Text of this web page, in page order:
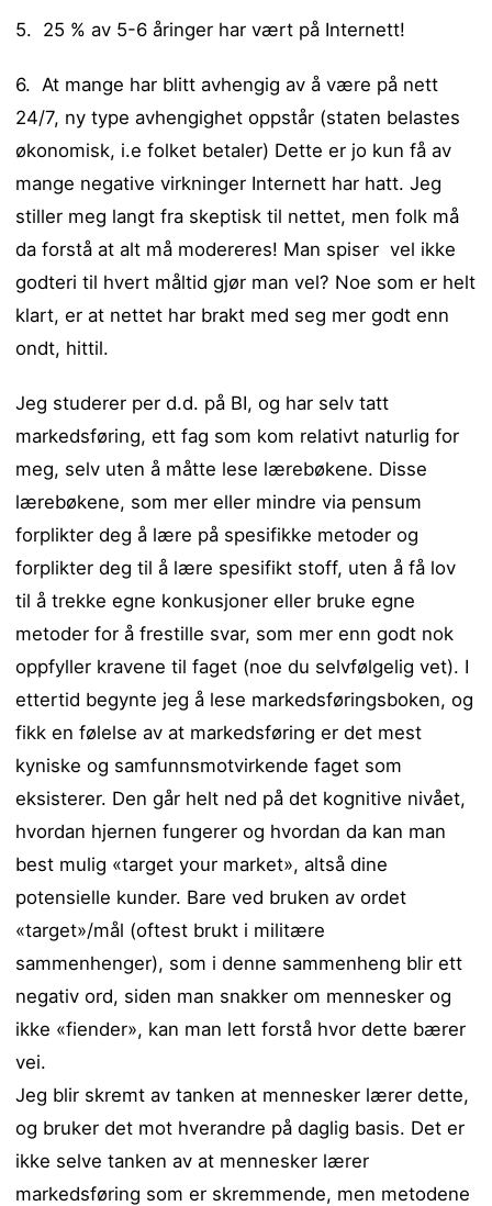
5. 25 % av 5-6 åringer har vært på Internett!
6. At mange har blitt avhengig av å være på nett
24/7, ny type avhengighet oppstår (staten belastes
økonomisk, i.e folket betaler) Dette er jo kun få av
mange negative virkninger Internett har hatt. Jeg
stiller meg langt fra skeptisk til nettet, men folk må
da forstå at alt må modereres! Man spiser vel ikke
godteri til hvert måltid gjør man vel? Noe som er helt
klart, er at nettet har brakt med seg mer godt enn
ondt, hittil.
Jeg studerer per d.d. på BI, og har selv tatt
markedsføring, ett fag som kom relativt naturlig for
meg, selv uten å måtte lese lærebøkene. Disse
lærebøkene, som mer eller mindre via pensum
forplikter deg å lære på spesifikke metoder og
forplikter deg til å lære spesifikt stoff, uten å få lov
til å trekke egne konkusjoner eller bruke egne
metoder for å frestille svar, som mer enn godt nok
oppfyller kravene til faget (noe du selvfølgelig vet). I
ettertid begynte jeg å lese markedsføringsboken, og
fikk en følelse av at markedsføring er det mest
kyniske og samfunnsmotvirkende faget som
eksisterer. Den går helt ned på det kognitive nivået,
hvordan hjernen fungerer og hvordan da kan man
best mulig «target your market», altså dine
potensielle kunder. Bare ved bruken av ordet
«target»/mål (oftest brukt i militære
sammenhenger), som i denne sammenheng blir ett
negativ ord, siden man snakker om mennesker og
ikke «fiender», kan man lett forstå hvor dette bærer
vei.
Jeg blir skremt av tanken at mennesker lærer dette,
og bruker det mot hverandre på daglig basis. Det er
ikke selve tanken av at mennesker lærer
markedsføring som er skremmende, men metodene